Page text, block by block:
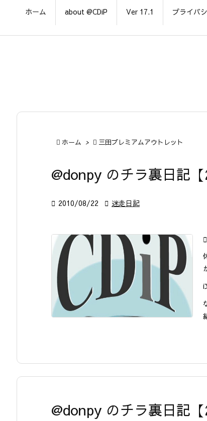
ホーム about @CDiP Ver 17.1 プライバ
 ホーム >  三田プレミアムアウトレット
@donpy のチラ裏日記【
 2010/08/22  迷走日記

i
@donpy のチラ裏日記【